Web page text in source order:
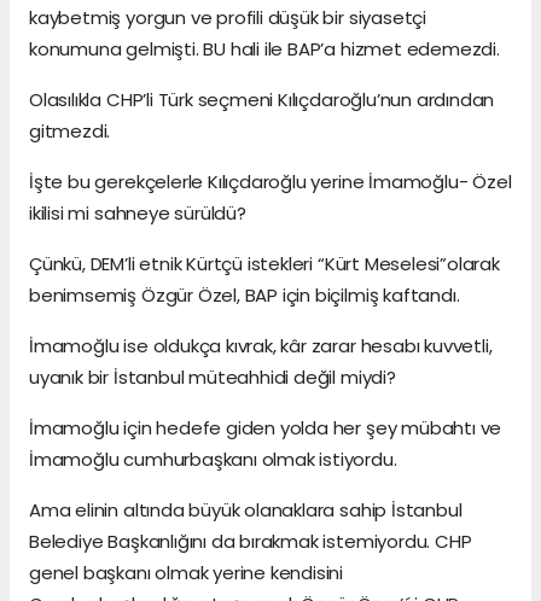
kaybetmiş yorgun ve profili düşük bir siyasetçi
konumuna gelmişti. BU hali ile BAP’a hizmet edemezdi.
Olasılıkla CHP’li Türk seçmeni Kılıçdaroğlu’nun ardından
gitmezdi.
İşte bu gerekçelerle Kılıçdaroğlu yerine İmamoğlu- Özel
ikilisi mi sahneye sürüldü?
Çünkü, DEM’li etnik Kürtçü istekleri “Kürt Meselesi”olarak
benimsemiş Özgür Özel, BAP için biçilmiş kaftandı.
İmamoğlu ise oldukça kıvrak, kâr zarar hesabı kuvvetli,
uyanık bir İstanbul müteahhidi değil miydi?
İmamoğlu için hedefe giden yolda her şey mübahtı ve
İmamoğlu cumhurbaşkanı olmak istiyordu.
Ama elinin altında büyük olanaklara sahip İstanbul
Belediye Başkanlığını da bırakmak istemiyordu. CHP
genel başkanı olmak yerine kendisini